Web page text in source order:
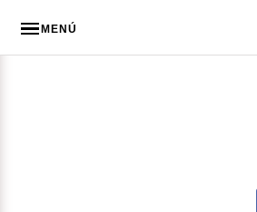
MENÚ